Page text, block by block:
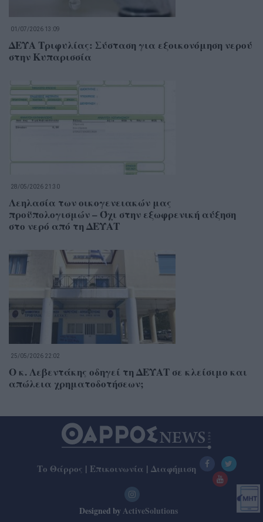
01/07/2026 13:09
ΔΕΥΑ Τριφυλίας: Σύσταση για εξοικονόμηση νερού
στην Κυπαρισσία
28/05/2026 21:30
Λεηλασία των οικογενειακών μας
προϋπολογισμών – Όχι στην εξωφρενική αύξηση
στο νερό από τη ΔΕΥΑΤ
25/05/2026 22:02
Ο κ. Λεβεντάκης οδηγεί τη ΔΕΥΑΤ σε κλείσιμο και
απώλεια χρηματοδοτήσεων;
Το Θάρρος | Επικοινωνία | Διαφήμιση
Designed by ActiveSolutions